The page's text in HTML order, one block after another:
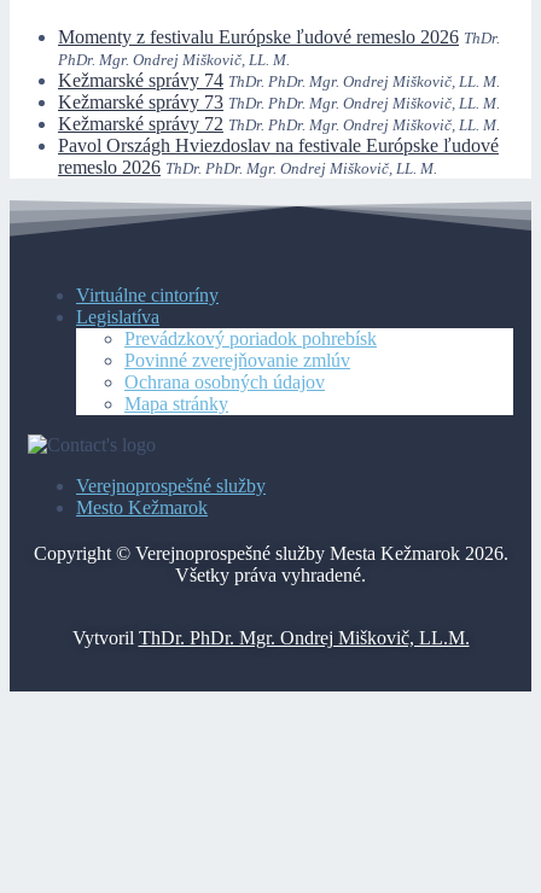
Momenty z festivalu Európske ľudové remeslo 2026 ThDr.
PhDr. Mgr. Ondrej Miškovič, LL. M.
Kežmarské správy 74 ThDr. PhDr. Mgr. Ondrej Miškovič, LL. M.
Kežmarské správy 73 ThDr. PhDr. Mgr. Ondrej Miškovič, LL. M.
Kežmarské správy 72 ThDr. PhDr. Mgr. Ondrej Miškovič, LL. M.
Pavol Országh Hviezdoslav na festivale Európske ľudové
remeslo 2026 ThDr. PhDr. Mgr. Ondrej Miškovič, LL. M.
Virtuálne cintoríny
Legislatíva
Prevádzkový poriadok pohrebísk
Povinné zverejňovanie zmlúv
Ochrana osobných údajov
Mapa stránky
Verejnoprospešné služby
Mesto Kežmarok
Copyright © Verejnoprospešné služby Mesta Kežmarok 2026.
Všetky práva vyhradené.
Vytvoril ThDr. PhDr. Mgr. Ondrej Miškovič, LL.M.